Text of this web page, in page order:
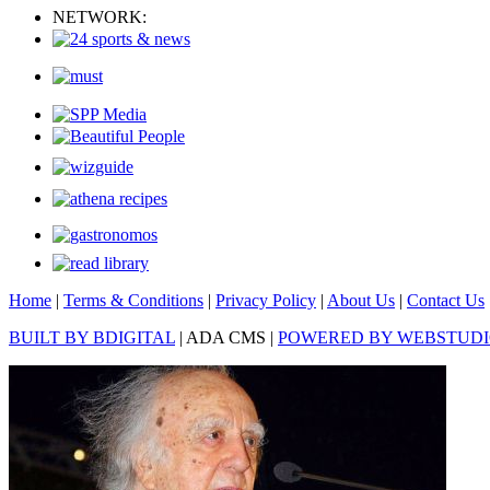
NETWORK:
Home | Terms & Conditions | Privacy Policy | About Us | Contact Us
BUILT BY BDIGITAL | ADA CMS | POWERED BY